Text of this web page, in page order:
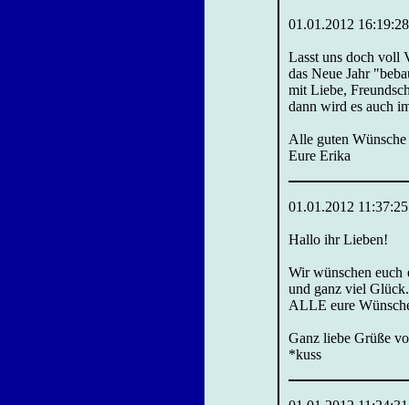
01.01.2012 16:19:28
Lasst uns doch voll
das Neue Jahr
mit Liebe,
dann wird es auch
Alle guten
Eure Erika
01.01.2012 11:37:25
Hallo ihr Lieben!
Wir wünschen euch
und ganz viel Glück.
ALLE eure
Ganz liebe Grüße
*kuss